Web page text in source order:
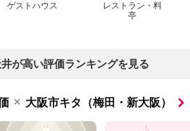
ゲストハウス
レストラン・料
亭
が高い評価ランキングを見る
× 大阪市キタ（梅田・新大阪）